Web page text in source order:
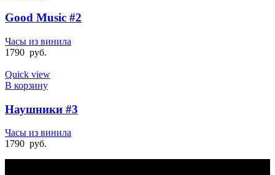
Good Music #2
Часы из винила
1790 руб.
Quick view
В корзину
Наушники #3
Часы из винила
1790 руб.